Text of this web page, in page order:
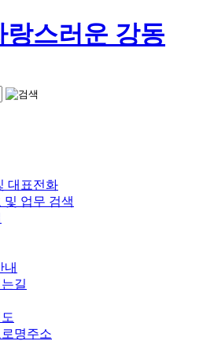
대표전화
및 업무 검색
내
길
명주소